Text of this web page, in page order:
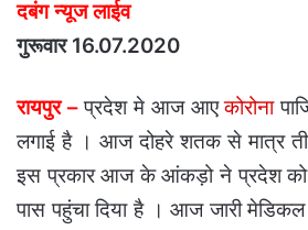
दबंग न्यूज लाईव
गुरूवार 16.07.2020
रायपुर –प्रदेश मे आज आएकोरोना
लगाई है । आज दोहरे शतक से मात्र
इस प्रकार आज के आंकड़ो ने प्रदेश को
पास पहुंचा दिया है । आज जारी